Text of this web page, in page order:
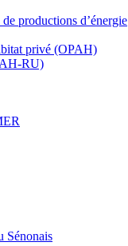
productions d’énergie
privé (OPAH)
RU)
Sénonais